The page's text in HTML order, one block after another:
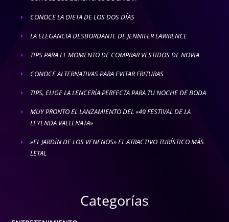
E CONOCE LA DIETA DE LOS DOS DÍAS
E LA ELEGANCIA DESBORDANTE DE JENNIFER LAWRENCE
E TIPS PARA EL MOMENTO DE COMPRAR VESTIDOS DE NOVIA
E CONOCE ALTERNATIVAS PARA EVITAR FRITURAS
E TIPS, ELIGE LA LENCERÍA PERFECTA PARA TU NOCHE DE BODA
E
MUY PRONTO EL LANZAMIENTO DEL «49 FESTIVAL DE LA
LEYENDA VALLENATA»
E
»EL JARDÍN DE LOS VENENOS» EL ATRACTIVO TURÍSTICO MÁS
LETAL
Categorías